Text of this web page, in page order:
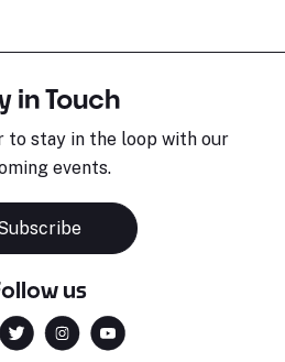
in Touch
to stay in the loop with our
events.
us